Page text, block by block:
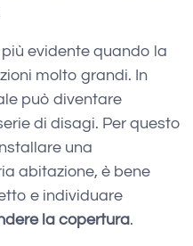
evidente quando la
molto grandi. In
può diventare
di disagi. Per questo
una
abitazione, è bene
e individuare
la copertura.